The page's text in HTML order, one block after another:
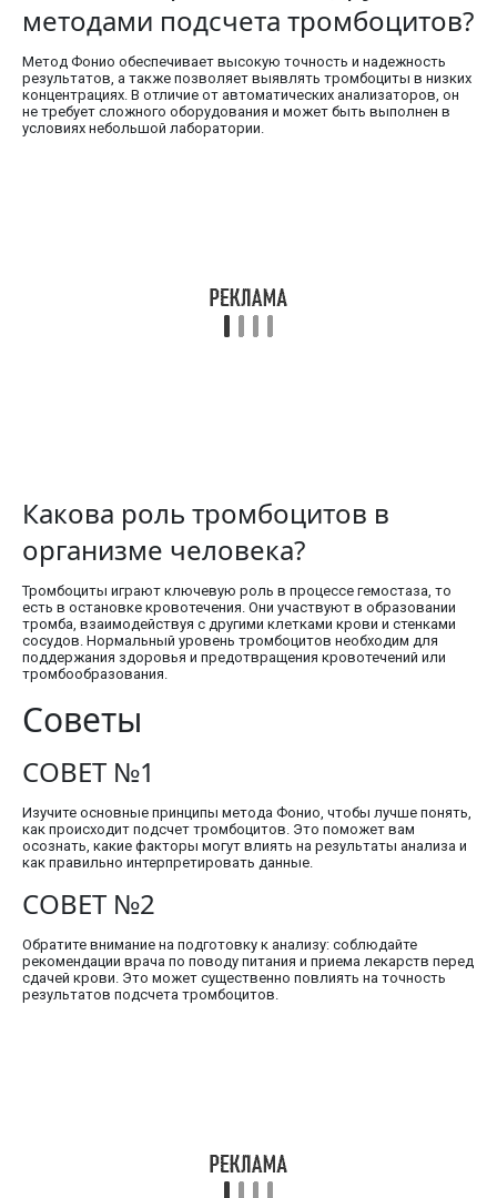
методами подсчета тромбоцитов?
Метод Фонио обеспечивает высокую точность и надежность
результатов, а также позволяет выявлять тромбоциты в низких
концентрациях. В отличие от автоматических анализаторов, он
не требует сложного оборудования и может быть выполнен в
условиях небольшой лаборатории.
Какова роль тромбоцитов в
организме человека?
Тромбоциты играют ключевую роль в процессе гемостаза, то
есть в остановке кровотечения. Они участвуют в образовании
тромба, взаимодействуя с другими клетками крови и стенками
сосудов. Нормальный уровень тромбоцитов необходим для
поддержания здоровья и предотвращения кровотечений или
тромбообразования.
Советы
СОВЕТ №1
Изучите основные принципы метода Фонио, чтобы лучше понять,
как происходит подсчет тромбоцитов. Это поможет вам
осознать, какие факторы могут влиять на результаты анализа и
как правильно интерпретировать данные.
СОВЕТ №2
Обратите внимание на подготовку к анализу: соблюдайте
рекомендации врача по поводу питания и приема лекарств перед
сдачей крови. Это может существенно повлиять на точность
результатов подсчета тромбоцитов.